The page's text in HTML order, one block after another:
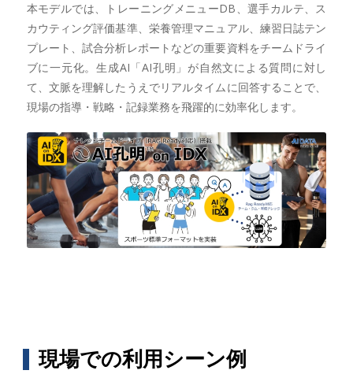
本モデルでは、トレーニングメニューDB、選手カルテ、ス
カウティング評価基準、栄養管理マニュアル、練習日誌テン
プレート、試合分析レポートなどの重要資料をチームドライ
ブに一元化。生成AI「AI孔明」が自然文による質問に対し
て、文脈を理解したうえでリアルタイムに回答することで、
現場の指導・戦略・記録業務を飛躍的に効率化します。
現場での利用シーン例